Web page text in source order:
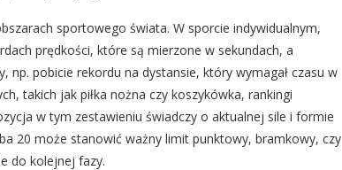
sportowego świata. W sporcie indywidualnym,
prędkości, które są mierzone w sekundach, a
np. pobicie rekordu na dystansie, który wymagał czasu w
takich jak piłka nożna czy koszykówka, rankingi
w tym zestawieniu świadczy o aktualnej sile i formie
20 może stanowić ważny limit punktowy, bramkowy, czy
do kolejnej fazy.